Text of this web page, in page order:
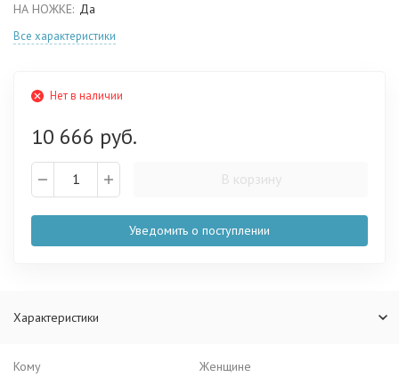
НА НОЖКЕ: Да
Все характеристики
Нет в наличии
10 666 руб.
В корзину
Уведомить о поступлении
Характеристики
Кому
Женщине